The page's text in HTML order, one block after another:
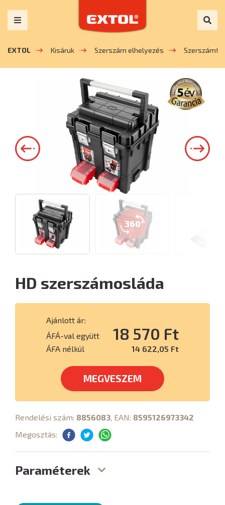
EXTOL Kisáruk Szerszám elhelyezés
360°
HD szerszámosláda
Ajánlott ár:
ÁFÁ-val együtt
18 570 Ft
ÁFA nélkül 14 622,05 Ft
MEGVESZEM
Rendelési szám: 8856083, EAN: 8595126973342
Megosztás:
Paraméterek